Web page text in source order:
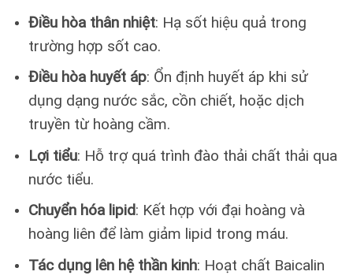
Điều hòa thân nhiệt: Hạ sốt hiệu quả trong
trường hợp sốt cao.
Điều hòa huyết áp: Ổn định huyết áp khi sử
dụng dạng nước sắc, cồn chiết, hoặc dịch
truyền từ hoàng cầm.
Lợi tiểu: Hỗ trợ quá trình đào thải chất thải qua
nước tiểu.
Chuyển hóa lipid: Kết hợp với đại hoàng và
hoàng liên để làm giảm lipid trong máu.
Tác dụng lên hệ thần kinh: Hoạt chất Baicalin